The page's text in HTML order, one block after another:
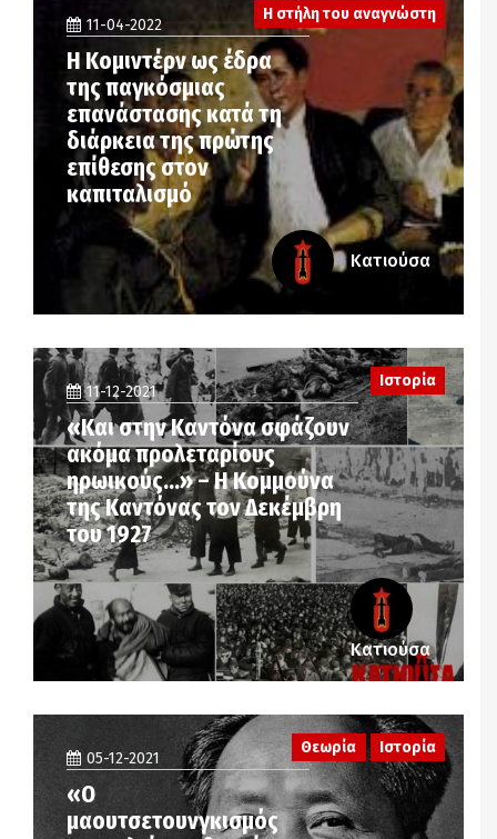
11-04-2022
Η Κομιντέρν ως έδρα
της παγκόσμιας
επανάστασης κατά τη
διάρκεια της πρώτης
επίθεσης στον
καπιταλισμό
Η στήλη του αναγνώστη
Κατιούσα
Ιστορία
11-12-2021
«Και στην Καντόνα σφάζουν
ακόμα προλεταρίους
ηρωικούς…» – Η Κομμούνα
της Καντόνας τον Δεκέμβρη
του 1927
Κατιούσα
05-12-2021
«Ο
μαουτσετουνγκισμός
Θεωρία Ιστορία